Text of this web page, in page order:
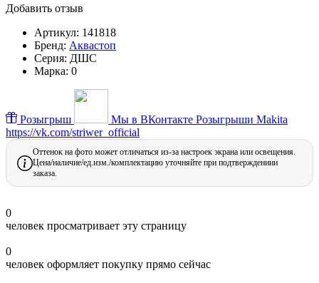
Добавить отзыв
Артикул: 141818
Бренд: Аквастоп
Серия: ДШС
Марка: 0
Розыгрыш Мы в ВКонтакте Розыгрыши Makita
https://vk.com/striwer_official
Оттенок на фото может отличаться из-за настроек экрана или освещения.
Цена/наличие/ед.изм./комплектацию уточняйте при подтверждениии
заказа.
0
человек просматривает эту страницу
0
человек оформляет покупку прямо сейчас